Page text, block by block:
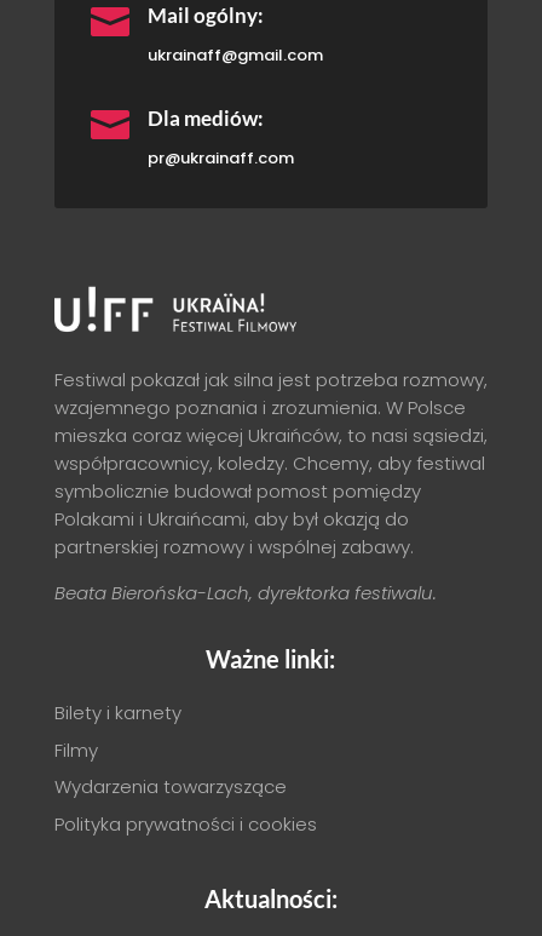
 Mail ogólny:
ukrainaff@gmail.com
 Dla mediów:
pr@ukrainaff.com
Festiwal pokazał jak silna jest potrzeba rozmowy,
wzajemnego poznania i zrozumienia. W Polsce
mieszka coraz więcej Ukraińców, to nasi sąsiedzi,
współpracownicy, koledzy. Chcemy, aby festiwal
symbolicznie budował pomost pomiędzy
Polakami i Ukraińcami, aby był okazją do
partnerskiej rozmowy i wspólnej zabawy.
Beata Bierońska-Lach, dyrektorka festiwalu.
Ważne linki:
Bilety i karnety
Filmy
Wydarzenia towarzyszące
Polityka prywatności i cookies
Aktualności: